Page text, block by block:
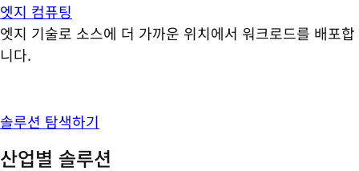
엣지 컴퓨팅
엣지 기술로 소스에 더 가까운 위치에서 워크로드를 배포합
니다.
솔루션 탐색하기
산업별 솔루션